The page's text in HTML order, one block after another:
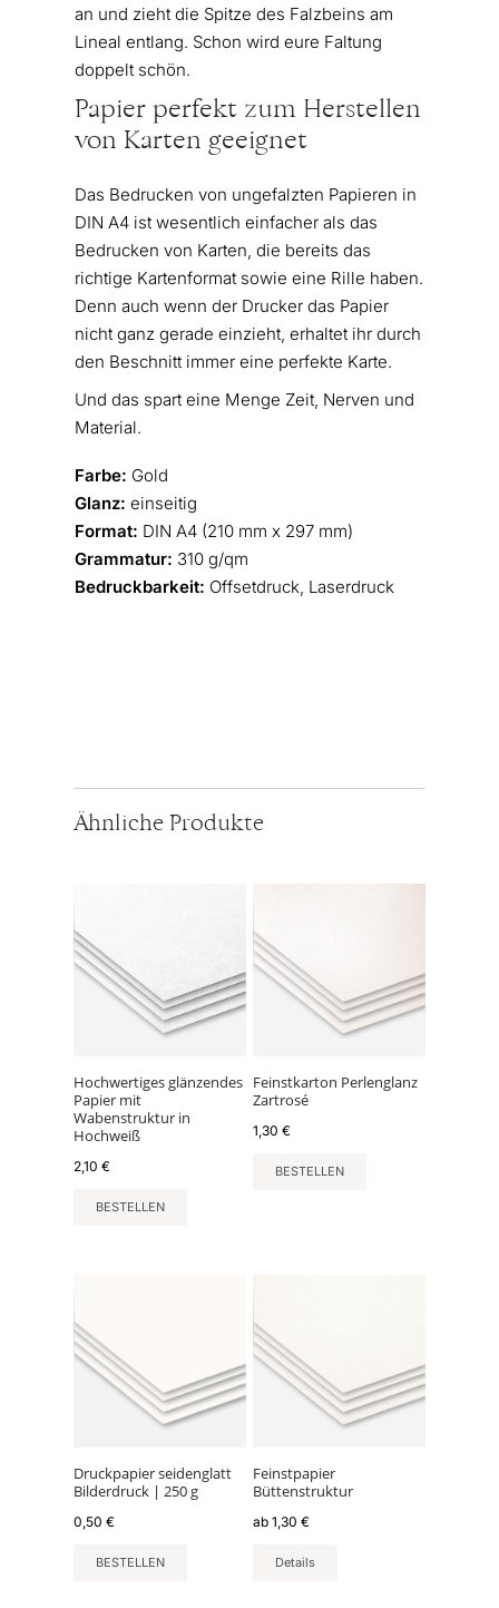
an und zieht die Spitze des Falzbeins am
Lineal entlang. Schon wird eure Faltung
doppelt schön.
Papier perfekt zum Herstellen
von Karten geeignet
Das Bedrucken von ungefalzten Papieren in
DIN A4 ist wesentlich einfacher als das
Bedrucken von Karten, die bereits das
richtige Kartenformat sowie eine Rille haben.
Denn auch wenn der Drucker das Papier
nicht ganz gerade einzieht, erhaltet ihr durch
den Beschnitt immer eine perfekte Karte.
Und das spart eine Menge Zeit, Nerven und
Material.
Farbe: Gold
Glanz: einseitig
Format: DIN A4 (210 mm x 297 mm)
Grammatur: 310 g/qm
Bedruckbarkeit: Offsetdruck, Laserdruck
Ähnliche Produkte
Hochwertiges glänzendes
Papier mit
Wabenstruktur in
Hochweiß
2,10 €
BESTELLEN
Feinstkarton Perlenglanz
Zartrosé
1,30€
BESTELLEN
Druckpapier seidenglatt
Bilderdruck | 250 g
0,50 €
BESTELLEN
Feinstpapier
Büttenstruktur
ab1,30€
Details
weist
mehrere
Varianten
können
auf
der
gewählt